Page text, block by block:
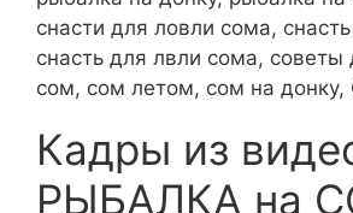
снасти для ловли сома,
снасть для лвли сома, советы
сом, сом летом, сом на
Кадры из
РЫБАЛКА на